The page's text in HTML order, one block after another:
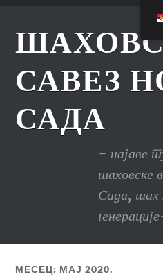
САВЕЗ
САДА
- најаве
шаховске
Сада, шах
МЕСЕЦ: МАЈ 2020.